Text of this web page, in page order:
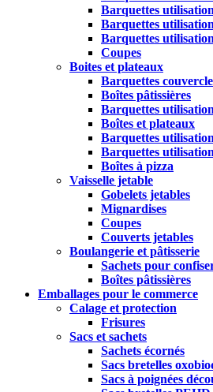
Barquettes
Barquettes
Barquettes
Coupes
Boites et plateaux
Barquettes
Boîtes pâtissières
Barquettes
Boîtes et plateaux
Barquettes
Barquettes
Boîtes à pizza
Vaisselle jetable
Gobelets jetables
Mignardises
Coupes
Couverts jetables
Boulangerie et pâtisserie
Sachets pour
Boîtes pâtissières
Emballages pour le commerce
Calage et protection
Frisures
Sacs et sachets
Sachets écornés
Sacs bretelles
Sacs à poignées